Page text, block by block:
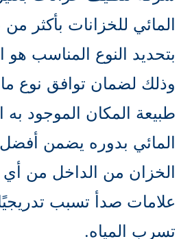
المائي للخزانات بأكثر
بتحديد النوع المناسب
وذلك لضمان توافق نوع
طبيعة المكان الموجود به
المائي بدوره يضمن أفضل
الخزان من الداخل من
علامات صدأ تسبب
تسرب المياه.